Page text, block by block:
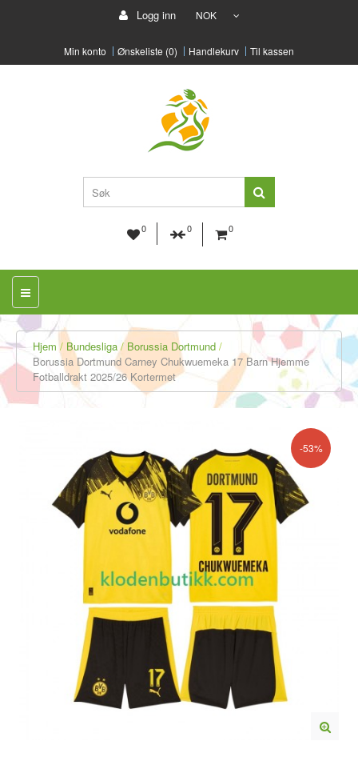
Logg inn NOK
Min konto Ønskeliste (0) Handlekurv Til kassen
0 0 0
Hjem Bundesliga
Borussia Dortmund
Borussia Dortmund Carney Chukwuemeka 17 Barn Hjemme
Fotballdrakt 2025/26 Kortermet
-53%